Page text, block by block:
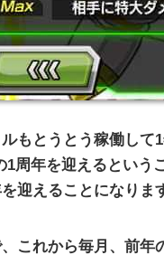
ルもとうとう稼働して1
1周年を迎えるという
迎えることになりま
これから毎月、前年